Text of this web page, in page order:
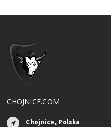
CHOJNICE.COM
Chojnice, Polska